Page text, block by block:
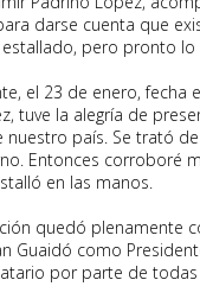
darse cuenta que
pero pronto lo
el 23 de enero,
tuve la alegría de
nuestro país. Se trató
Entonces corroboré
en las manos.
quedó plenamente
Guaidó como
por parte de todas